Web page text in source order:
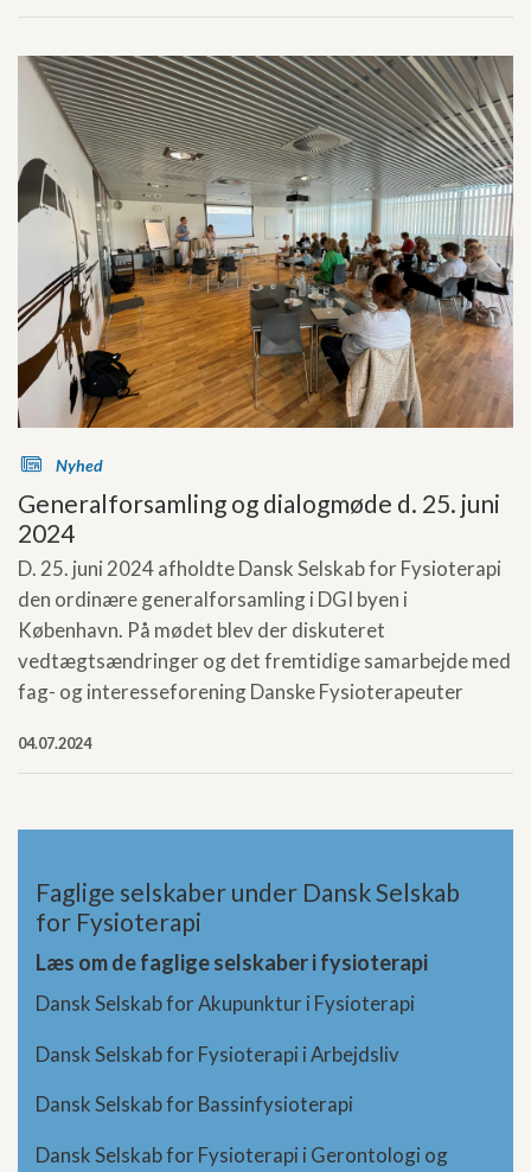
s Nyhed
Generalforsamling og dialogmøde d. 25. juni
2024
D. 25. juni 2024 afholdte Dansk Selskab for Fysioterapi
den ordinære generalforsamling i DGI byen i
København. På mødet blev der diskuteret
vedtægtsændringer og det fremtidige samarbejde med
fag- og interesseforening Danske Fysioterapeuter
04.07.2024
Faglige selskaber under Dansk Selskab
for Fysioterapi
Læs om de faglige selskaber i fysioterapi
Dansk Selskab for Akupunktur i Fysioterapi
Dansk Selskab for Fysioterapi i Arbejdsliv
Dansk Selskab for Bassinfysioterapi
Dansk Selskab for Fysioterapi i Gerontologi og